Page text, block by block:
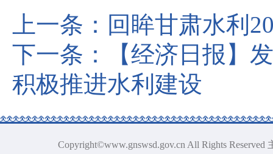
上一条： 回眸甘肃水利
下一条：
【经济日报
积极推进水利建设
Copyright©www.gnswsd.gov.cn All Rights